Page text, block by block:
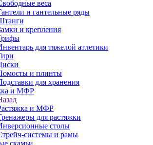
веса
и гантельные ряды
и крепления
для тяжелой атлетики
и плинты
для хранения
и МФР
и МФР
для растяжки
столы
системы и рамы
скамьи